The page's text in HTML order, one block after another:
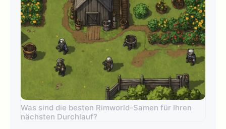
Was sind die besten Rimworld-Samen für Ihren
nächsten Durchlauf?